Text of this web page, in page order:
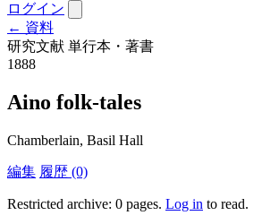
ログイン
← 資料
研究文献 単行本・著書
1888
Aino folk-tales
Chamberlain, Basil Hall
編集 履歴 (0)
Restricted archive: 0 pages. Log in to read.